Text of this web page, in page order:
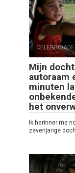
CELEBRIDADE
Mijn
autoraam
minuten
het
Ik herinner me
zevenjarige